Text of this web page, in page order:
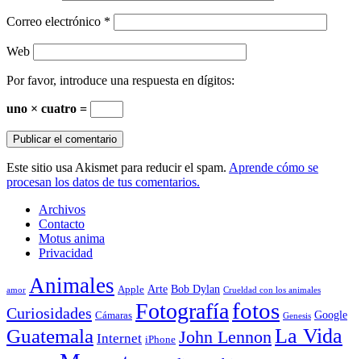
Correo electrónico *
Web
Por favor, introduce una respuesta en dígitos:
uno × cuatro =
Este sitio usa Akismet para reducir el spam. Aprende cómo se
procesan los datos de tus comentarios.
Archivos
Contacto
Motus anima
Privacidad
amor Animales Apple Arte Bob Dylan Crueldad con los animales
Curiosidades Cámaras Fotografíafotos Genesis Google
Guatemala Internet iPhone John LennonLa Vida